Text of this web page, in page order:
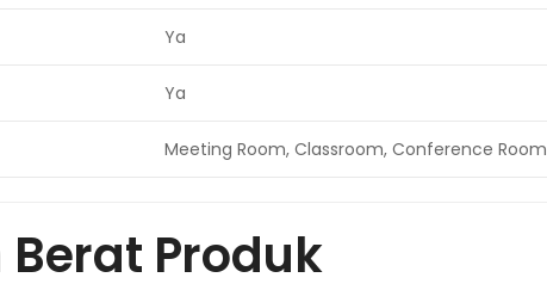
Ya
Ya
Meeting Room, Classroom, Conference Room
Produk